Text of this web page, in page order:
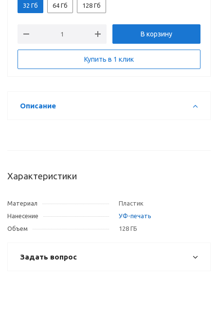
32 Гб 64 Гб 128 Гб
В корзину
Купить в 1 клик
Описание
Характеристики
Материал
Пластик
Нанесение
УФ-печать
Объем
128 ГБ
Задать вопрос